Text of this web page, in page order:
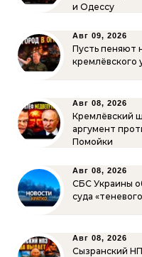
и Одессу
Авг 09, 2026
Пусть пеняют
кремлёвского
Авг 08, 2026
Кремлёвский
аргумент
Помойки
Авг 08, 2026
СБС Украины
суда
Авг 08, 2026
Сызранский